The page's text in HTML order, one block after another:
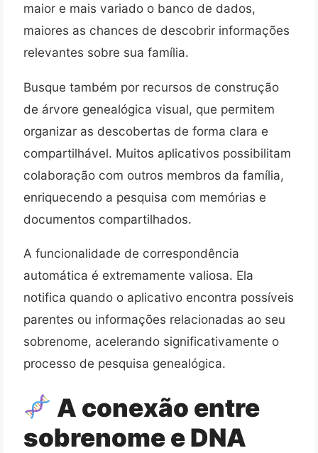
maior e mais variado o banco de dados,
maiores as chances de descobrir informações
relevantes sobre sua família.
Busque também por recursos de construção
de árvore genealógica visual, que permitem
organizar as descobertas de forma clara e
compartilhável. Muitos aplicativos possibilitam
colaboração com outros membros da família,
enriquecendo a pesquisa com memórias e
documentos compartilhados.
A funcionalidade de correspondência
automática é extremamente valiosa. Ela
notifica quando o aplicativo encontra possíveis
parentes ou informações relacionadas ao seu
sobrenome, acelerando significativamente o
processo de pesquisa genealógica.
A conexão entre
sobrenome e DNA